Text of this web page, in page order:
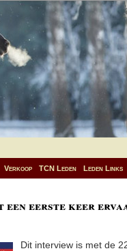
Verkoop TCN Leden Leden Links
eerste keer
Dit interview is met de